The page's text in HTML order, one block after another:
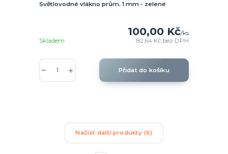
Světlovodné vlákno prům. 1 mm - zelené
100,00 Kč/ks
82,64 Kč bez DPH
Skladem
Přidat do košíku
Načíst další produkty (6)